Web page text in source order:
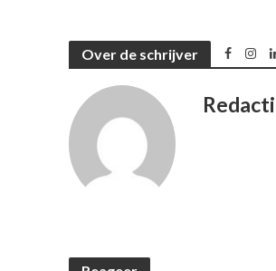
Over de schrijver